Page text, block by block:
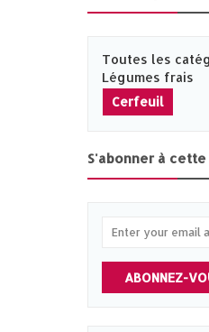
Toutes les
Légumes frais
Cerfeuil
S'abonner à
ABONNEZ-